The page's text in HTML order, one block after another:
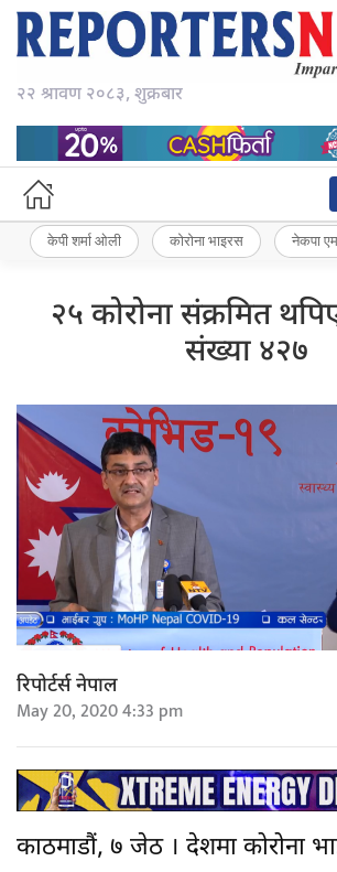
२२ श्रावण २०८३, शुक्रबार
केपी शर्मा ओली कोरोना भाइरस नेकपा
२५ कोरोना संक्रमित
संख्या ४२७
रिपोर्टर्स नेपाल
May 20, 2020 4:33 pm
काठमाडौं, ७ जेठ । देशमा कोरोना